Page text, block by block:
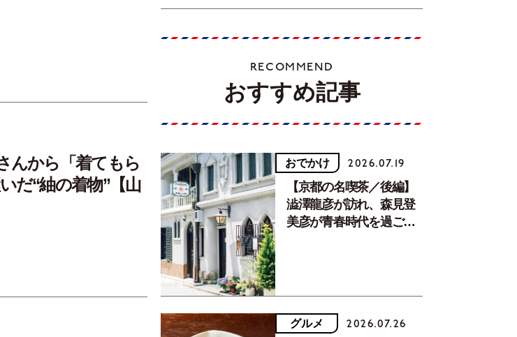
んから「着てもら
だ“紬の着物”【山
RECOMMEND
おすすめ記事
おでかけ 2026.07.19
【京都の名喫茶／後編】
澁澤龍彦が訪れ、森見登
美彦が青春時代を過ごし
グルメ 2026.07.26